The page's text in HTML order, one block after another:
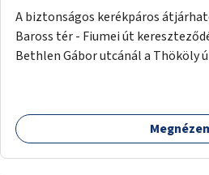
A biztonságos kerékpáros
Baross tér - Fiumei út
Bethlen Gábor utcánál a Thököly